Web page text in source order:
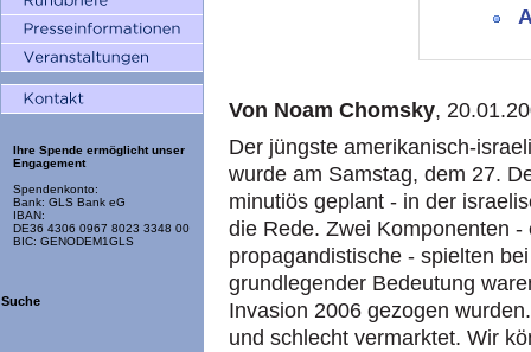
Ihre Spende ermöglicht unser
Engagement
Spendenkonto:
Bank: GLS Bank eG
IBAN:
DE36 4306 0967 8023 3348 00
BIC: GENODEM1GLS
Suche
Von Noam Chomsky,
Der jüngste amerikanisch-
wurde am Samstag, dem 27.
minutiös geplant - in der
die Rede. Zwei Komponenten
propagandistische - spielten
grundlegender Bedeutung
Invasion 2006 gezogen
und schlecht vermarktet. Wir